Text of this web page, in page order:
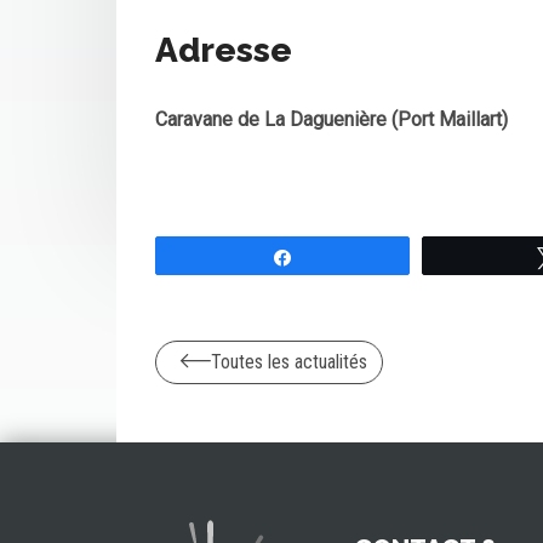
Adresse
Caravane de La Daguenière (Port Maillart)
Toutes les actualités